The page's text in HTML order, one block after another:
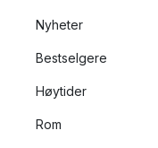
Nyheter
Bestselgere
Høytider
Rom